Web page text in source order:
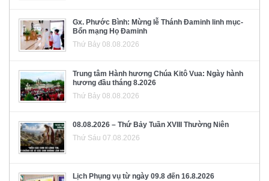
Gx. Phước Bình: Mừng lễ Thánh Đaminh linh mục-
Bổn mạng Họ Đaminh
Thứ Bảy 08.08.2026
Trung tâm Hành hương Chúa Kitô Vua: Ngày hành
hương đầu tháng 8.2026
Thứ Bảy 08.08.2026
08.08.2026 – Thứ Bảy Tuần XVIII Thường Niên
Thứ Sáu 07.08.2026
Lịch Phụng vụ từ ngày 09.8 đến 16.8.2026